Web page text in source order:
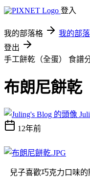
登入
我的部落格 我的部
登出
手工餅乾（全蛋） 食譜
布朗尼餅乾
12年前
兒子喜歡巧克力口味的